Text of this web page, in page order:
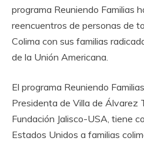
programa Reuniendo Familias
reencuentros de personas de
Colima con sus familias
de la Unión Americana.
El programa Reuniendo
Presidenta de Villa de Álvarez
Fundación Jalisco-USA, tiene
Estados Unidos a familias